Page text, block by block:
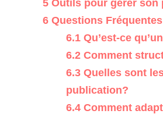
5 Outils pour gérer son
6 Questions Fréquentes
6.1 Qu’est-ce
6.2 Comment
6.3 Quelles sont
publication?
6.4 Comment